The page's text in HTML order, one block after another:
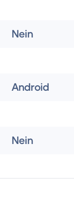
Nein
Android
Nein